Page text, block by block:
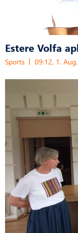
Estere Volfa
Sports 09:12, 1.